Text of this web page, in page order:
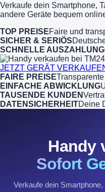
Verkaufe dein Smartphone,
andere Geräte bequem
TOP PREISEFaire und
SICHER & SERIÖS
SCHNELLE AUSZAHLUNG
JETZT GERÄT
FAIRE PREISE
EINFACHE ABWICKLUNG
TAUSENDE KUNDEN
DATENSICHERHEITDeine
Handy
Sofort
Verkaufe dein